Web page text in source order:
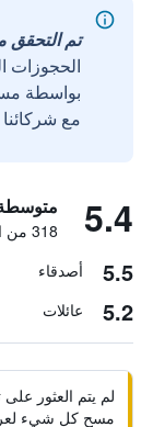
تم التحقق منه
الحجوزات
مع
5.4 318 من التقييمات تم التحقق منها
5.5 أصدقاء
5.2 عائلات
لم يتم العثور
مسح كل شيء